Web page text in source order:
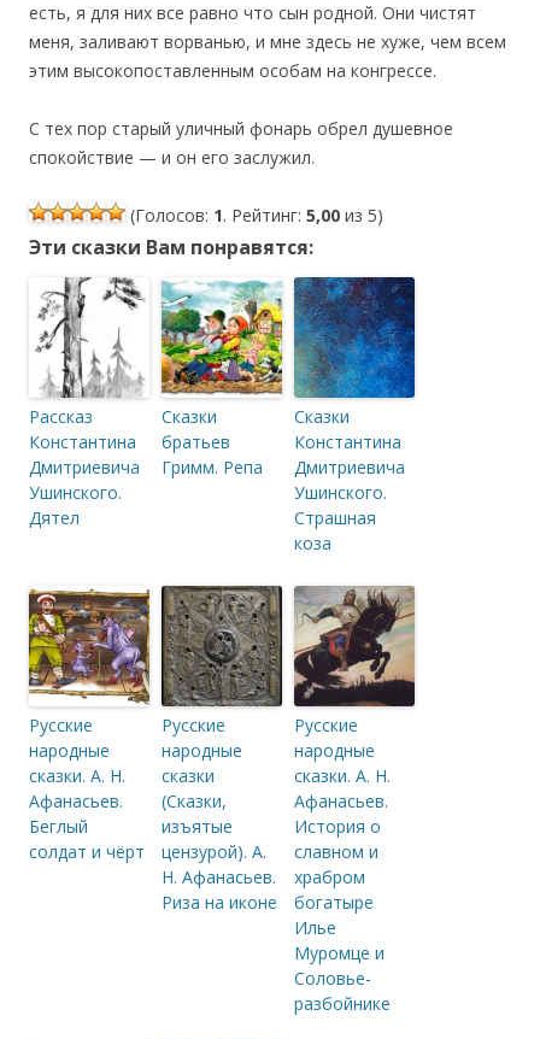
есть, я для них все равно что сын родной. Они чистят
меня, заливают ворванью, и мне здесь не хуже, чем всем
этим высокопоставленным особам на конгрессе.
С тех пор старый уличный фонарь обрел душевное
спокойствие — и он его заслужил.
(Голосов: 1. Рейтинг: 5,00 из 5)
Эти сказки Вам понравятся:
Рассказ
Константина
Дмитриевича
Ушинского.
Дятел
Сказки
братьев
Гримм. Репа
Сказки
Константина
Дмитриевича
Ушинского.
Страшная
коза
Русские
народные
сказки. А. Н.
Афанасьев.
Беглый
солдат и чёрт
Русские
народные
сказки
(Сказки,
изъятые
цензурой). А.
Н. Афанасьев.
Риза на иконе
Русские
народные
сказки. А. Н.
Афанасьев.
История о
славном и
храбром
богатыре
Илье
Муромце и
Соловье-
разбойнике